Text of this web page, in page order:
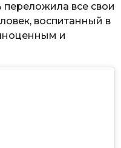
переложила все свои
воспитанный в
и